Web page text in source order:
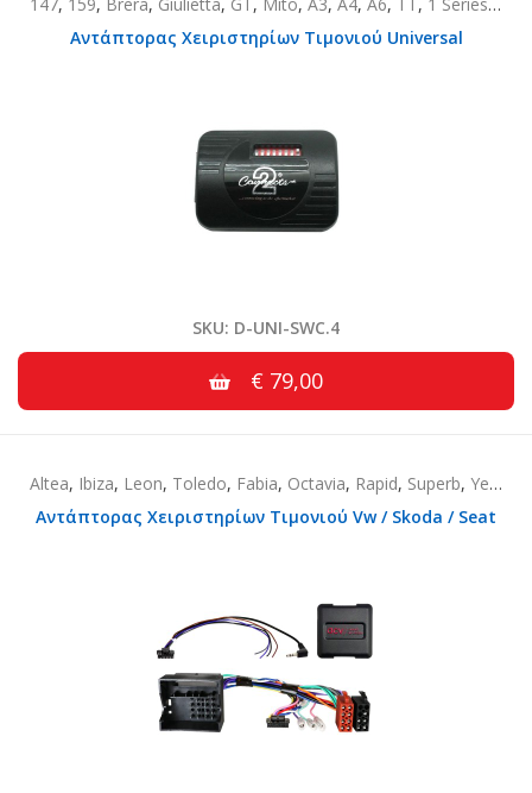
Αντάπτορας Χειριστηρίων Τιμονιού Universal
SKU: D-UNI-SWC.4
€ 79,00
Altea, Ibiza, Leon, Toledo, Fabia, Octavia, Rapid, Superb, Yeti ,
Αντάπτορας Χειριστηρίων Τιμονιού Vw / Skoda / Seat